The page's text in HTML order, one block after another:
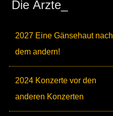
Die Ärzte_
2027 Eine Gänsehaut nach
dem andern!
2024 Konzerte vor den
anderen Konzerten